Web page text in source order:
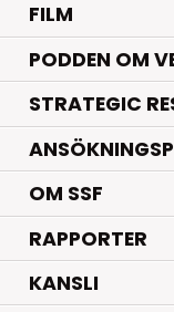
FILM
PODDEN OM
STRATEGIC
OM SSF
RAPPORTER
KANSLI